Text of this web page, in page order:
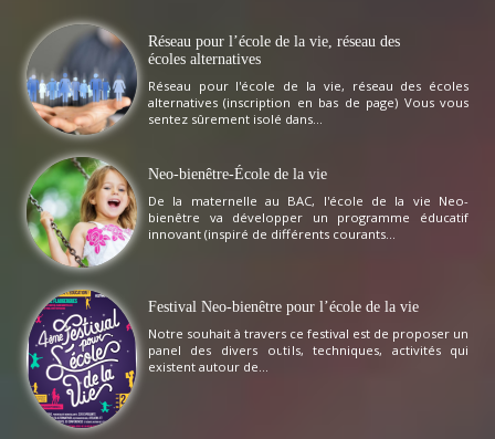
Réseau pour l’école de la vie, réseau des
écoles alternatives
Réseau pour l'école de la vie, réseau des écoles
alternatives (inscription en bas de page) Vous vous
sentez sûrement isolé dans...
Neo-bienêtre-École de la vie
De la maternelle au BAC, l'école de la vie Neo-
bienêtre va développer un programme éducatif
innovant (inspiré de différents courants...
Festival Neo-bienêtre pour l’école de la vie
Notre souhait à travers ce festival est de proposer un
panel des divers outils, techniques, activités qui
existent autour de...